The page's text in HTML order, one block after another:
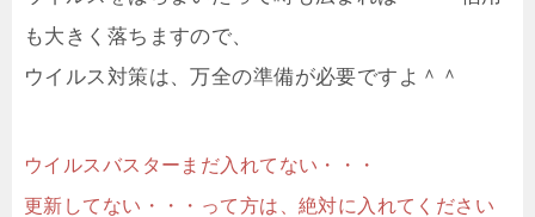
も大きく落ちますので、
ウイルス対策は、万全の準備が必要ですよ＾＾
ウイルスバスターまだ入れてない・・・
更新してない・・・って方は、絶対に入れてください